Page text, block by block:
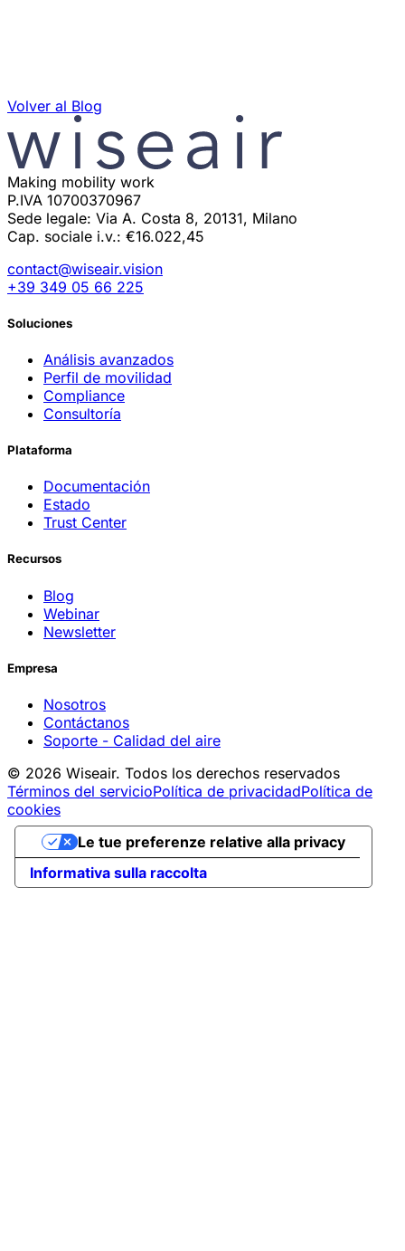
Volver al Blog
Making mobility work
P.IVA 10700370967
Sede legale: Via A. Costa 8, 20131, Milano
Cap. sociale i.v.: €16.022,45
contact@wiseair.vision
+39 349 05 66 225
Soluciones
Análisis avanzados
Perfil de movilidad
Compliance
Consultoría
Plataforma
Documentación
Estado
Trust Center
Recursos
Blog
Webinar
Newsletter
Empresa
Nosotros
Contáctanos
Soporte - Calidad del aire
© 2026 Wiseair. Todos los derechos reservados
Términos del servicioPolítica de privacidadPolítica de
cookies
Informativa sulla raccolta
Le tue preferenze relative alla privacy